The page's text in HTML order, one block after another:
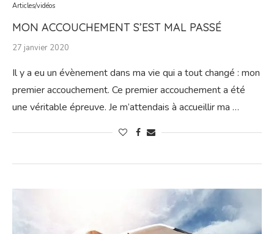
Articles/vidéos
MON ACCOUCHEMENT S’EST MAL PASSÉ
27 janvier 2020
Il y a eu un évènement dans ma vie qui a tout changé : mon
premier accouchement. Ce premier accouchement a été
une véritable épreuve. Je m’attendais à accueillir ma …